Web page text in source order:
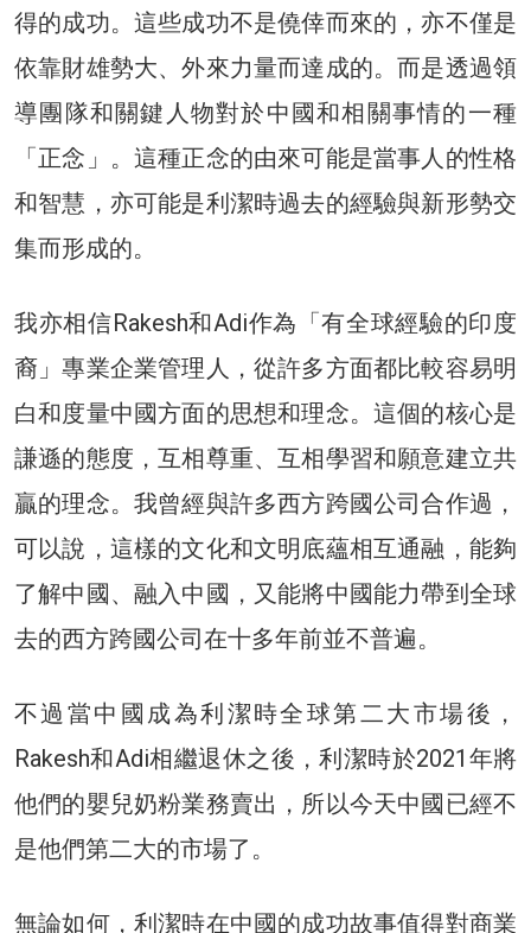
得的成功。這些成功不是僥倖而來的，亦不僅是
依靠財雄勢大、外來力量而達成的。而是透過領
導團隊和關鍵人物對於中國和相關事情的一種
「正念」。這種正念的由來可能是當事人的性格
和智慧，亦可能是利潔時過去的經驗與新形勢交
集而形成的。
我亦相信Rakesh和Adi作為「有全球經驗的印度
裔」專業企業管理人，從許多方面都比較容易明
白和度量中國方面的思想和理念。這個的核心是
謙遜的態度，互相尊重、互相學習和願意建立共
贏的理念。我曾經與許多西方跨國公司合作過，
可以說，這樣的文化和文明底蘊相互通融，能夠
了解中國、融入中國，又能將中國能力帶到全球
去的西方跨國公司在十多年前並不普遍。
不過當中國成為利潔時全球第二大市場後，
Rakesh和Adi相繼退休之後，利潔時於2021年將
他們的嬰兒奶粉業務賣出，所以今天中國已經不
是他們第二大的市場了。
無論如何，利潔時在中國的成功故事值得對商業